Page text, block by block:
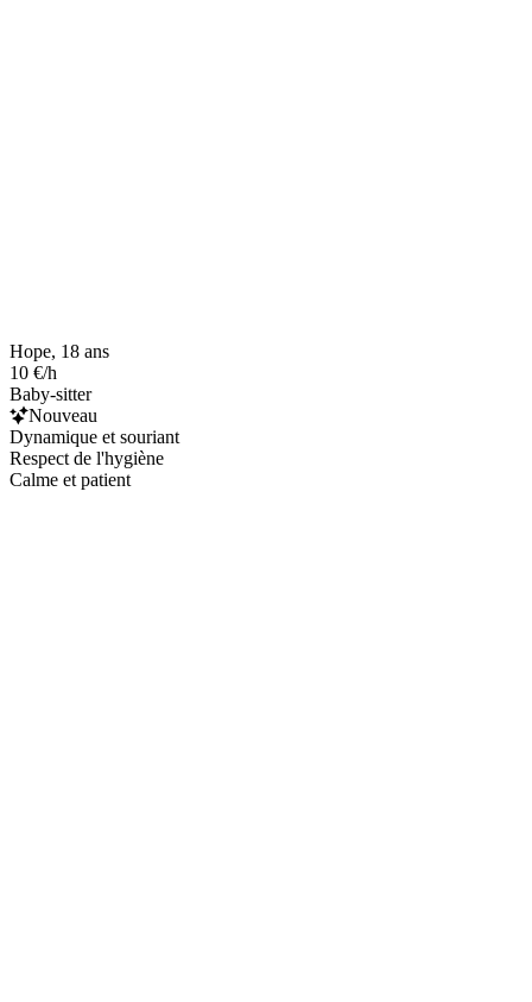
Hope, 18 ans
10 €/h
Baby-sitter
Nouveau
Dynamique et souriant
Respect de l'hygiène
Calme et patient